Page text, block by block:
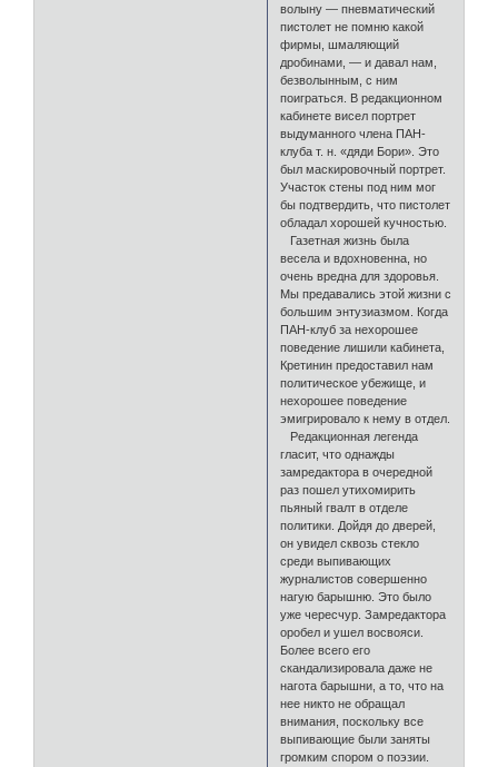
волыну — пневматический
пистолет не помню какой
фирмы, шмаляющий
дробинами, — и давал нам,
безволынным, с ним
поиграться. В редакционном
кабинете висел портрет
выдуманного члена ПАН-
клуба т. н. «дяди Бори». Это
был маскировочный портрет.
Участок стены под ним мог
бы подтвердить, что пистолет
обладал хорошей кучностью.
Газетная жизнь была
весела и вдохновенна, но
очень вредна для здоровья.
Мы предавались этой жизни с
большим энтузиазмом. Когда
ПАН-клуб за нехорошее
поведение лишили кабинета,
Кретинин предоставил нам
политическое убежище, и
нехорошее поведение
эмигрировало к нему в отдел.
Редакционная легенда
гласит, что однажды
замредактора в очередной
раз пошел утихомирить
пьяный гвалт в отделе
политики. Дойдя до дверей,
он увидел сквозь стекло
среди выпивающих
журналистов совершенно
нагую барышню. Это было
уже чересчур. Замредактора
оробел и ушел восвояси.
Более всего его
скандализировала даже не
нагота барышни, а то, что на
нее никто не обращал
внимания, поскольку все
выпивающие были заняты
громким спором о поэзии.